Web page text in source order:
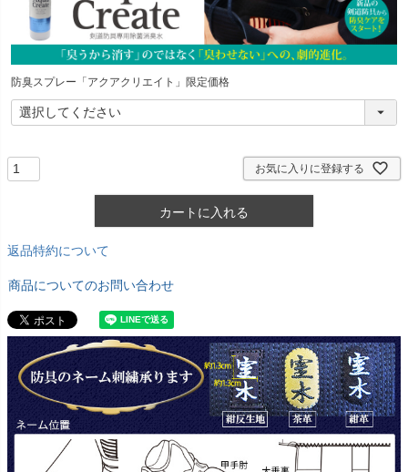
防臭スプレー「アクアクリエイト」限定価格
お気に入りに登録する
カートに入れる
返品特約について
商品についてのお問い合わせ